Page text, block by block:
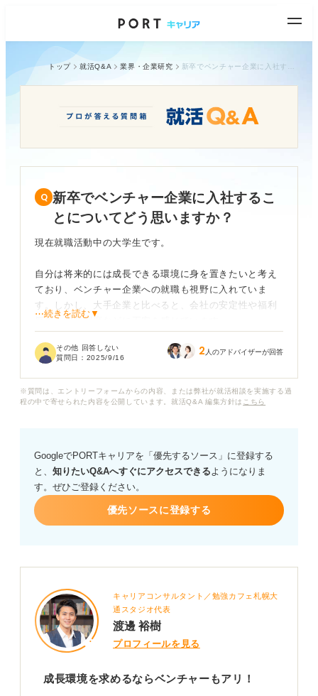
トップ 就活Q&A 業界・企業研究
新卒でベンチャー企業に入社するこ
とについてどう思いますか？
現在就職活動中の大学生です。
自分は将来的には成長できる環境に身を置きたいと考え
ており、ベンチャー企業への就職も視野に入れていま
す。しかし、大手企業と比べると、会社の安定性や福利
厚生、教育制度などに不安を感じています。
新卒でベンチャー企業に入社するメリットやデメリッ
また、どのようなベンチャー企業を選べば良いか、見極
⋯続きを読む▼
その他 回答しない
質問日： 2025/9/16 2 人のアドバイザーが回答
※質問は、エントリーフォームからの内容、または弊社が就活相談を実施する過
程の中で寄せられた内容を公開しています。就活Q&A 編集方針は こちら
GoogleでPORTキャリアを「優先するソース」に登録する
と、 知りたいQ&Aへすぐにアクセスできるようになりま
す。ぜひご登録ください。
優先ソースに登録する
キャリアコンサルタント／勉強カフェ札幌大
通スタジオ代表
渡邊 裕樹
プロフィールを見る
成長環境を求めるならベンチャーもアリ！